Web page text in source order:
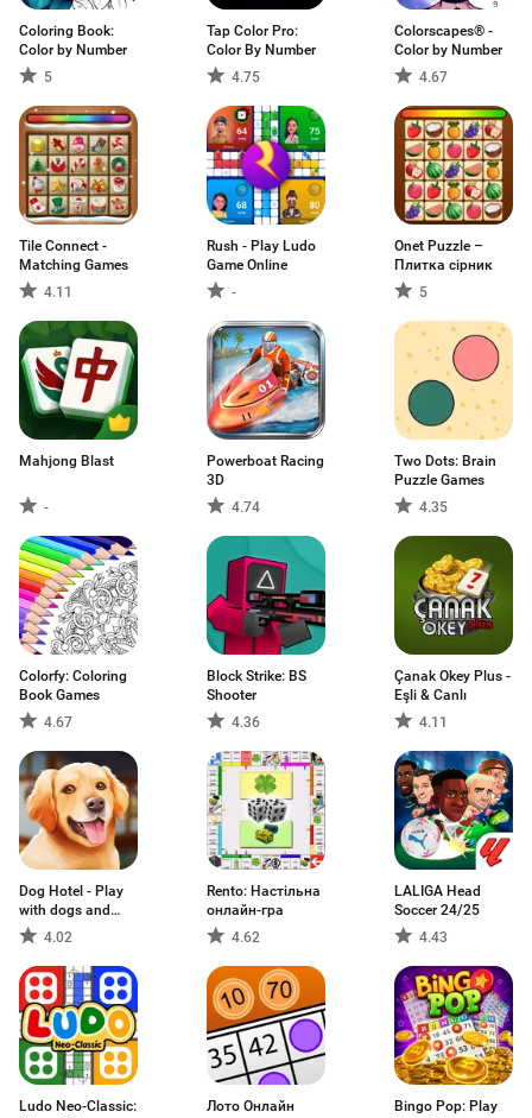
Coloring Book:
Color by Number
5
Tap Color Pro:
Color By Number
4.75
Colorscapes® -
Color by Number
4.67
Tile Connect -
Matching Games
4.11
Rush - Play Ludo
Game Online
-
Onet Puzzle –
Плитка сірник
5
Mahjong Blast
-
Powerboat Racing
3D
4.74
Two Dots: Brain
Puzzle Games
4.35
Colorfy: Coloring
Book Games
4.67
Block Strike: BS
Shooter
4.36
Çanak Okey Plus -
Eşli & Canlı
4.11
Dog Hotel - Play
with dogs and
manage the
kennels
4.02
Rento: Настільна
онлайн-гра
4.62
LALIGA Head
Soccer 24/25
4.43
Ludo Neo-Classic:
Лото Онлайн
Bingo Pop: Play